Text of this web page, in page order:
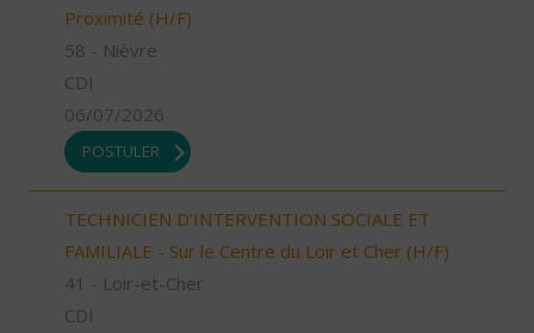
Proximité (H/F)
58 - Nièvre
CDI
06/07/2026
POSTULER
TECHNICIEN D’INTERVENTION SOCIALE ET
FAMILIALE - Sur le Centre du Loir et Cher (H/F)
41 - Loir-et-Cher
CDI